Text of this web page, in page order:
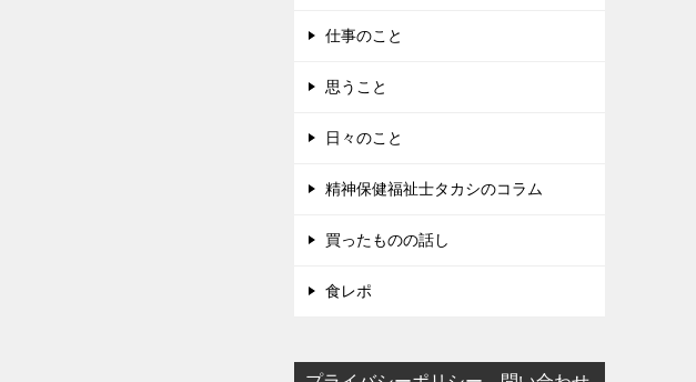
仕事のこと
思うこと
日々のこと
精神保健福祉士タカシのコラム
買ったものの話し
食レポ